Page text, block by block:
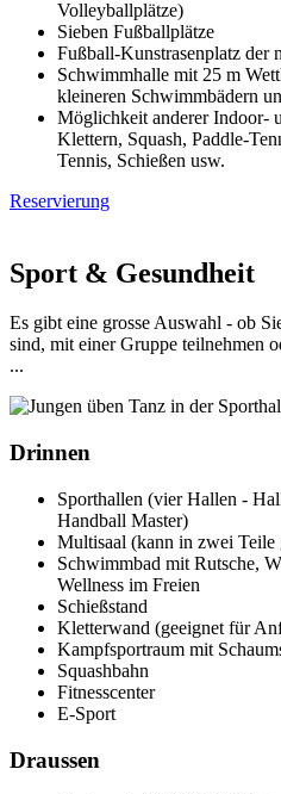
Volleyballplätze)
Sieben Fußballplätze
Fußball-Kunstrasenplatz der
Schwimmhalle mit 25 m
kleineren Schwimmbädern
Möglichkeit anderer Indoor-
Klettern, Squash, Paddle-
Tennis, Schießen usw.
Reservierung
Sport & Gesundheit
Es gibt eine grosse Auswahl - ob
sind, mit einer Gruppe teilnehmen
...
Drinnen
Sporthallen (vier Hallen -
Handball Master)
Multisaal (kann in zwei Teile
Schwimmbad mit Rutsche,
Wellness im Freien
Schießstand
Kletterwand (geeignet für
Kampfsportraum mit
Squashbahn
Fitnesscenter
E-Sport
Draussen